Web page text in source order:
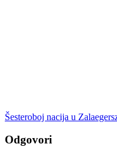
Šesteroboj nacija u
Odgovori